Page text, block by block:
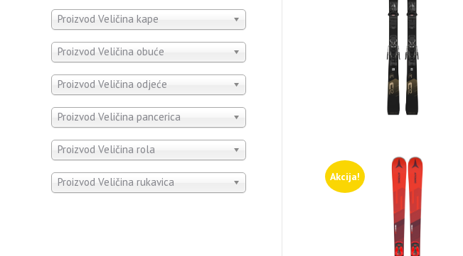
Akcija!
Proizvod Veličina kape
Proizvod Veličina obuće
Proizvod Veličina odjeće
Proizvod Veličina pancerica
Proizvod Veličina rola
Proizvod Veličina rukavica